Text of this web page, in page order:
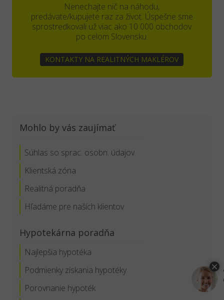
Nenechajte nič na náhodu,
predávate/kupujete raz za život. Úspešne sme
sprostredkovali už viac ako 10 000 obchodov
po celom Slovensku.
KONTAKTY NA REALITNÝCH MAKLÉROV
Mohlo by vás zaujímať
Súhlas so sprac. osobn. údajov
Klientská zóna
Realitná poradňa
Hľadáme pre naších klientov
Hypotekárna poradňa
Najlepšia hypotéka
Podmienky získania hypotéky
Porovnanie hypoték